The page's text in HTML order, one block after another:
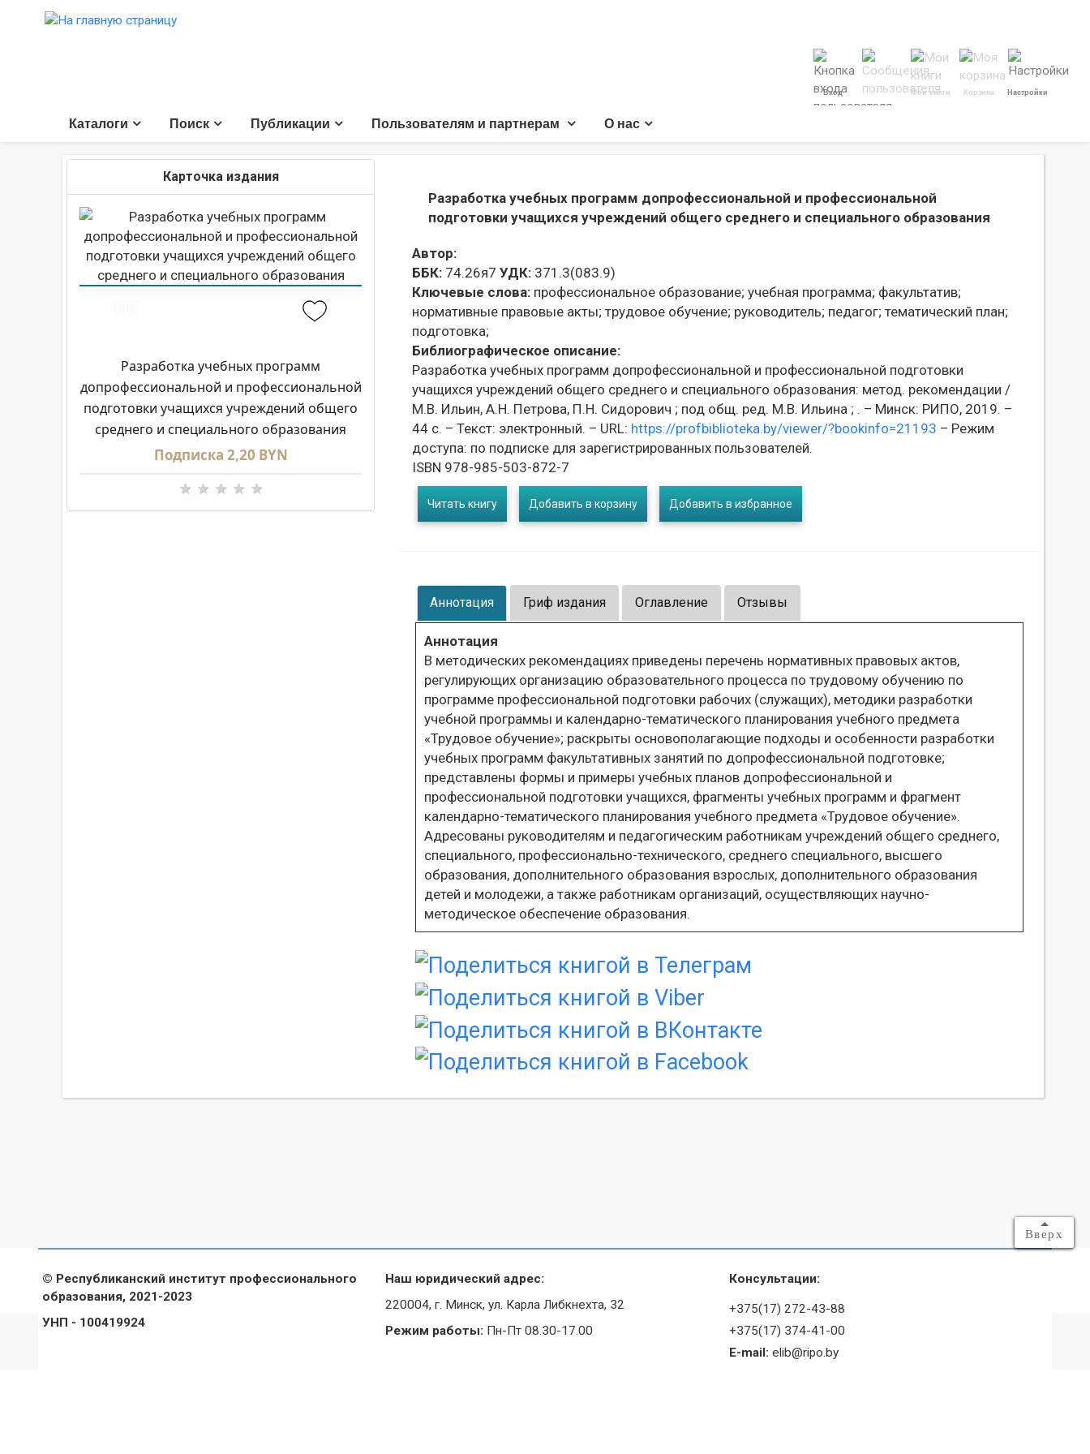
Вход Мои книги Корзина Настройки
Каталоги Поиск Публикации Пользователям и партнерам О нас
Карточка издания
Разработка учебных программ
допрофессиональной и профессиональной
подготовки учащихся учреждений общего
среднего и специального образования
Подписка 2,20 BYN
Разработка учебных программ допрофессиональной и профессиональной
подготовки учащихся учреждений общего среднего и специального образования
Автор:
ББК: 74.26я7 УДК: 371.3(083.9)
Ключевые слова: профессиональное образование; учебная программа; факультатив;
нормативные правовые акты; трудовое обучение; руководитель; педагог; тематический план;
подготовка;
Библиографическое описание:
Разработка учебных программ допрофессиональной и профессиональной подготовки
учащихся учреждений общего среднего и специального образования: метод. рекомендации /
М.В. Ильин, А.Н. Петрова, П.Н. Сидорович ; под общ. ред. М.В. Ильина ; . – Минск: РИПО, 2019. –
44 с. – Текст: электронный. – URL: https://profbiblioteka.by/viewer/?bookinfo=21193 – Режим
доступа: по подписке для зарегистрированных пользователей.
ISBN 978-985-503-872-7
Читать книгу Добавить в корзину Добавить в избранное
Аннотация Гриф издания Оглавление Отзывы
Аннотация
В методических рекомендациях приведены перечень нормативных правовых актов,
регулирующих организацию образовательного процесса по трудовому обучению по
программе профессиональной подготовки рабочих (служащих), методики разработки
учебной программы и календарно-тематического планирования учебного предмета
«Трудовое обучение»; раскрыты основополагающие подходы и особенности разработки
учебных программ факультативных занятий по допрофессиональной подготовке;
представлены формы и примеры учебных планов допрофессиональной и
профессиональной подготовки учащихся, фрагменты учебных программ и фрагмент
календарно-тематического планирования учебного предмета «Трудовое обучение».
Адресованы руководителям и педагогическим работникам учреждений общего среднего,
специального, профессионально-технического, среднего специального, высшего
образования, дополнительного образования взрослых, дополнительного образования
детей и молодежи, а также работникам организаций, осуществляющих научно-
методическое обеспечение образования.
Вверх
© Республиканский институт профессионального
образования, 2021-2023
УНП - 100419924
Наш юридический адрес:
220004, г. Минск, ул. Карла Либкнехта, 32
Режим работы: Пн-Пт 08.30-17.00
Консультации:
+375(17) 272-43-88
+375(17) 374-41-00
E-mail: elib@ripo.by